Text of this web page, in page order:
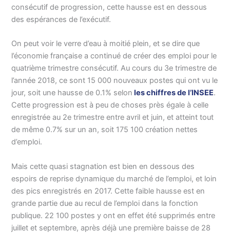
consécutif de progression, cette hausse est en dessous
des espérances de l’exécutif.
On peut voir le verre d’eau à moitié plein, et se dire que
l’économie française a continué de créer des emploi pour le
quatrième trimestre consécutif. Au cours du 3e trimestre de
l’année 2018, ce sont 15 000 nouveaux postes qui ont vu le
jour, soit une hausse de 0.1% selon les chiffres de l’INSEE.
Cette progression est à peu de choses près égale à celle
enregistrée au 2e trimestre entre avril et juin, et atteint tout
de même 0.7% sur un an, soit 175 100 création nettes
d’emploi.
Mais cette quasi stagnation est bien en dessous des
espoirs de reprise dynamique du marché de l’emploi, et loin
des pics enregistrés en 2017. Cette faible hausse est en
grande partie due au recul de l’emploi dans la fonction
publique. 22 100 postes y ont en effet été supprimés entre
juillet et septembre, après déjà une première baisse de 28